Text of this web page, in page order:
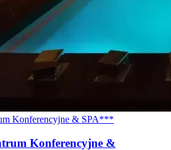
Konferencyjne & SPA***
Konferencyjne &